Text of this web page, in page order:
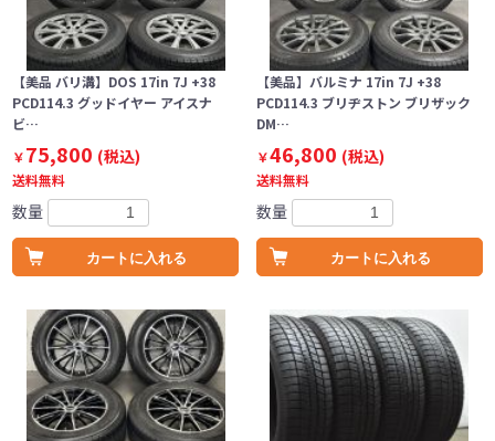
【美品 バリ溝】DOS 17in 7J +38
PCD114.3 グッドイヤー アイスナ
ビ…
￥75,800 (税込)
送料無料
数量
カートに入れる
【美品】バルミナ 17in 7J +38
PCD114.3 ブリヂストン ブリザック
DM…
￥46,800 (税込)
送料無料
数量
カートに入れる